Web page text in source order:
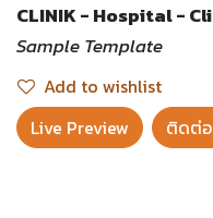
CLINIK - Hospital -
Sample Template
Add to wishlist
Live Preview​
ติดต่อ